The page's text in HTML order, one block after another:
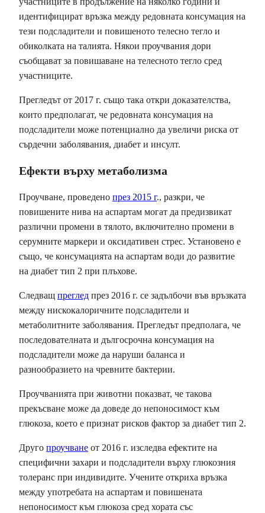
идентифицират връзка между редовната консумация на
тези подсладители и повишеното телесно тегло и
обиколката на талията. Някои проучвания дори
съобщават за повишаване на телесното тегло сред
участниците.
Прегледът от 2017 г. също така откри доказателства,
които предполагат, че редовната консумация на
подсладители може потенциално да увеличи риска от
сърдечни заболявания, диабет и инсулт.
Ефекти върху метаболизма
Проучване, проведено през 2015 г., разкри, че
повишените нива на аспартам могат да предизвикат
различни промени в тялото, включително промени в
серумните маркери и оксидативен стрес. Установено е
също, че консумацията на аспартам води до развитие
на диабет тип 2 при плъхове.
Следващ преглед през 2016 г. се задълбочи във връзката
между нискокалоричните подсладители и
метаболитните заболявания. Прегледът предполага, че
последователната и дългосрочна консумация на
подсладители може да наруши баланса и
разнообразието на чревните бактерии.
Проучванията при животни показват, че такова
прекъсване може да доведе до непоносимост към
глюкоза, което е признат рисков фактор за диабет тип 2.
Друго проучване от 2016 г. изследва ефектите на
специфични захари и подсладители върху глюкозния
толеранс при индивидите. Учените откриха връзка
между употребата на аспартам и повишената
непоносимост към глюкоза сред хората със